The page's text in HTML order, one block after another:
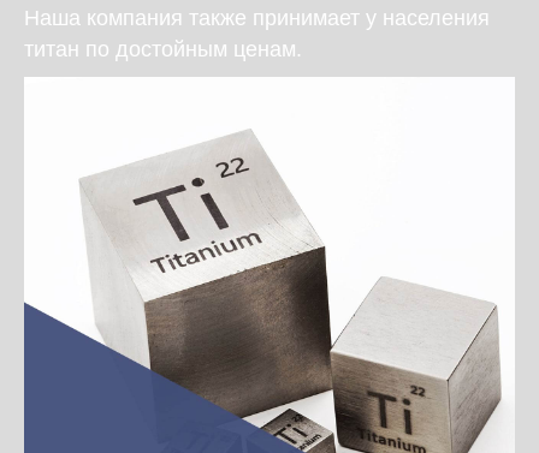
Наша компания также принимает у населения
титан по достойным ценам.